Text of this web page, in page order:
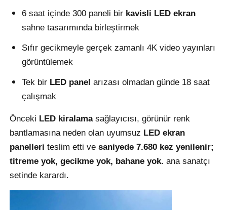
Bir İndirim İste
LED Video Duvar Ekranı
Sahne LED ekran kiralama
Cob LED video duvarı
6 saat içinde 300 paneli bir kavisli LED ekran
sahne tasarımında birleştirmek
Sıfır gecikmeyle gerçek zamanlı 4K video yayınları
görüntülemek
Tek bir LED panel arızası olmadan günde 18 saat
çalışmak
Önceki LED kiralamasağlayıcısı, görünür renk
bantlamasına neden olan uyumsuz LED ekran
panelleri teslim etti vesaniyede 7.680 kez yenilenir;
titreme yok, gecikme yok, bahane yok. ana sanatçı
setinde karardı.